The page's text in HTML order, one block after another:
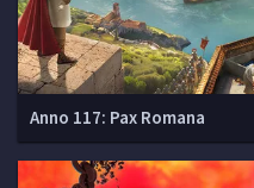
Anno 117: Pax Romana